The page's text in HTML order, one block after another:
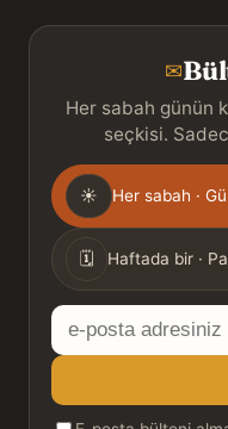
✉
Her sabah günün
seçkisi.
Gönderim
sıklığı
☀ Her sabah ·
🗓 Haftada bir ·
E-
posta
adresiniz